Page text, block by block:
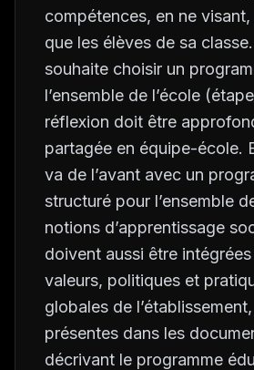
compétences, en ne
que les élèves de sa classe.
souhaite choisir un
l’ensemble de l’école
réflexion doit être
partagée en équipe-école.
va de l’avant avec un
structuré pour l’ensemble
notions d’apprentissage
doivent aussi être
valeurs, politiques et
globales de
présentes dans les
décrivant le programme